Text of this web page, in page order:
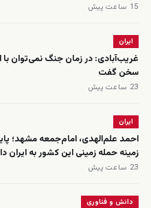
15 ساعت پیش
ایران
غریب‌آبادی: در زمان جنگ نمی‌توان با
سخن گفت
23 ساعت پیش
ایران
احمد علم‌الهدی، امام‌جمعه مشهد؛
زمینه حمله زمینی این کشور به ایران
23 ساعت پیش
دانش و فناوری